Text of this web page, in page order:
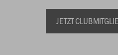
JETZT